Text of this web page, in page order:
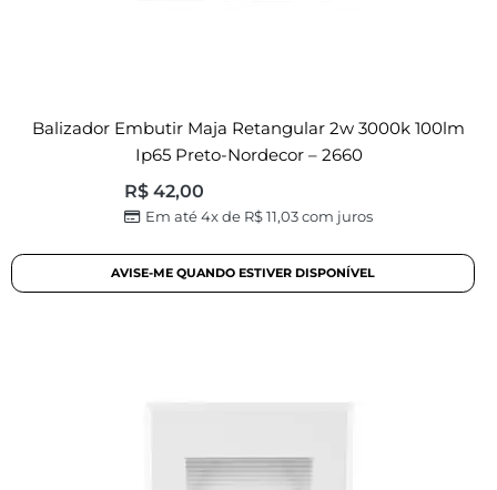
Balizador Embutir Maja Retangular 2w 3000k 100lm
Ip65 Preto-Nordecor – 2660
R$ 42,00
Em até 4x de R$11,03com juros